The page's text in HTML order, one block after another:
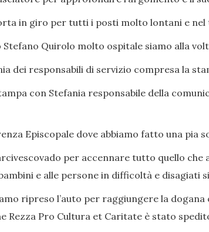
in giro per tutti i posti molto lontani e
Quirolo molto ospitale siamo alla
dei responsabili di servizio compresa la
con Stefania responsabile della
Episcopale dove abbiamo fatto una pia
per accennare tutto quello
e alle persone in difficoltà e disagiati
ripreso l’auto per raggiungere la
Pro Cultura et Caritate è stato